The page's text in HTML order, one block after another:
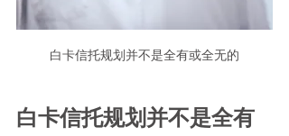
白卡信托规划并不是全有或全无的
白卡信托规划并不是全有